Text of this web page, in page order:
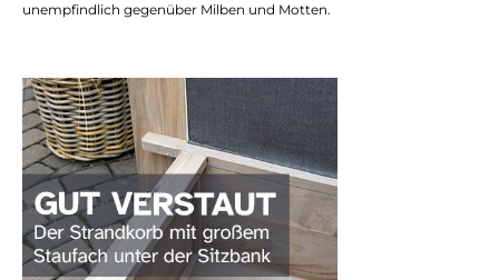
unempfindlich gegenüber Milben und Motten.